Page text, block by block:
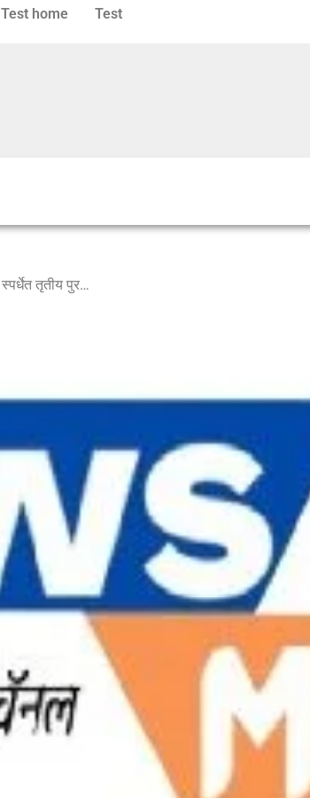
Test home Test
बारामती नगरपरिषदेस ‘माझी वसुंधरा अभियान ३.०’ स्पर्धेत तृतीय पुरस्कार